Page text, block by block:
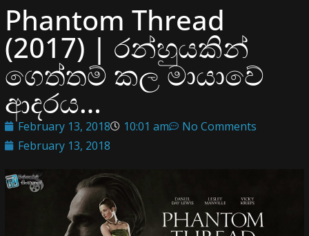
Phantom Thread
(2017) | රන්හුයකින්
ගෙත්තම් කල මායාවේ
ආදරය…
February 13, 2018 10:01 am
No Comments
February 13, 2018